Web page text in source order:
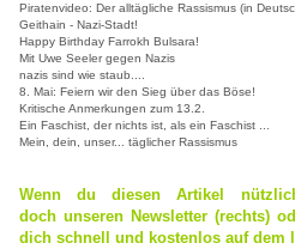
Piratenvideo: Der alltägliche Rassismus (in
Geithain - Nazi-Stadt!
Happy Birthday Farrokh Bulsara!
Mit Uwe Seeler gegen Nazis
nazis sind wie staub....
8. Mai: Feiern wir den Sieg über das Böse!
Kritische Anmerkungen zum 13.2.
Ein Faschist, der nichts ist, als ein Faschist ...
Mein, dein, unser... täglicher Rassismus
Wenn du diesen Artikel
doch unseren Newsletter (rechts)
dich schnell und kostenlos auf dem